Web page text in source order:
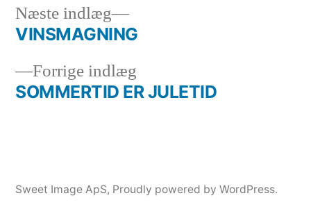
Indlægsnavigation
Forrige indlæg
post:
SOMMERTID ER JULETID
Næste indlæg
Next
post:
VINSMAGNING
Sweet Image ApS, Proudly powered by WordPress.